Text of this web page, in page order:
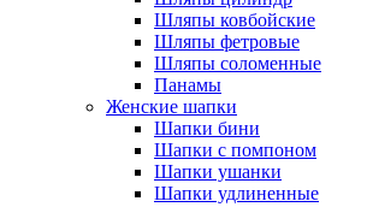
Шляпы ковбойские
Шляпы фетровые
Шляпы соломенные
Панамы
Женские шапки
Шапки бини
Шапки с помпоном
Шапки ушанки
Шапки удлиненные